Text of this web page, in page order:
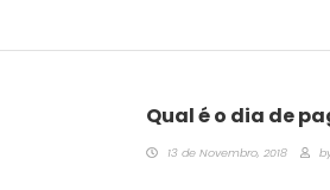
Qual é o dia de
13 de Novembro, 2018